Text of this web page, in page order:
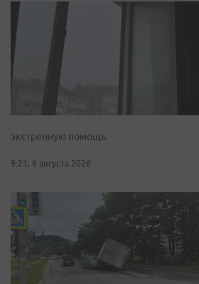
экстренную помощь
9:21, 6 августа 2026